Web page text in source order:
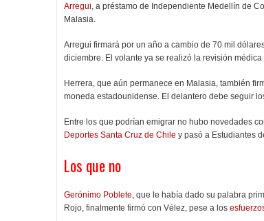
Arregui , a préstamo de Independiente Medellín de
Malasia.
Arregui firmará por un año a cambio de 70 mil
diciembre. El volante ya se realizó la revisión médica
Herrera, que aún permanece en Malasia, también
moneda estadounidense. El delantero debe seguir
Entre los que podrían emigrar no hubo novedades
Deportes Santa Cruz de Chile y pasó a Estudiantes
Los que no
Gerónimo Poblete , que le había dado su palabra
Rojo, finalmente firmó con Vélez, pese a los